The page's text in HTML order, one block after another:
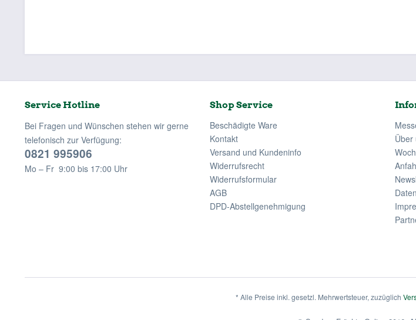
Service Hotline
Bei Fragen und Wünschen stehen wir gerne
telefonisch zur Verfügung:
0821 995906
Mo – Fr 9:00 bis 17:00 Uhr
Shop Service
Beschädigte Ware
Kontakt
Versand und Kundeninfo
Widerrufsrecht
Widerrufsformular
AGB
DPD-Abstellgenehmigung
Über
* Alle Preise inkl. gesetzl. Mehrwertsteuer, zuzüglich